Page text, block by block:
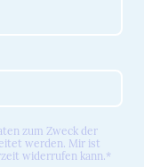
zum Zweck der
werden. Mir ist
widerrufen kann.*